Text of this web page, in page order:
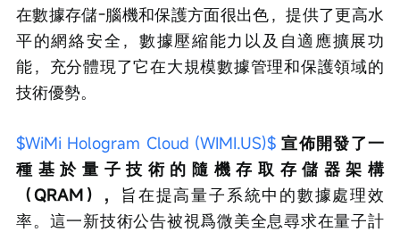
在數據存儲-腦機和保護方面很出色，提供了更高水
平的網絡安全，數據壓縮能力以及自適應擴展功
能，充分體現了它在大規模數據管理和保護領域的
技術優勢。
$WiMi Hologram Cloud (WIMI.US)$ 宣佈開發了一
種基於量子技術的隨機存取存儲器架構
（QRAM）， 旨在提高量子系統中的數據處理效
率。這一新技術公告被視爲微美全息尋求在量子計